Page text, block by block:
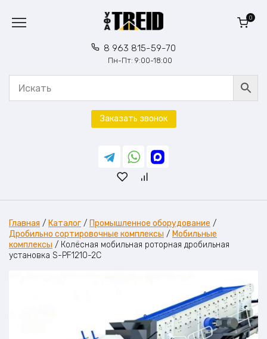
содержанию
8 963 815-59-70
Пн-Пт: 9:00-18:00
0
Заказать звонок
Главная / Каталог / Промышленное оборудование /
Дробильно сортировочные комплексы / Мобильные
комплексы / Колёсная мобильная роторная дробильная
установка S-PF1210-2C